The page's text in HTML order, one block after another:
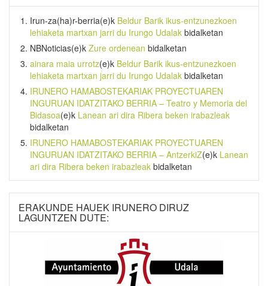
Irun-za(ha)r-berria(e)k Beldur Barik ikus-entzunezkoen
lehiaketa martxan jarri du Irungo Udalak bidalketan
NBNoticias(e)k Zure ordenean bidalketan
ainara maia urrotz(e)k Beldur Barik ikus-entzunezkoen
lehiaketa martxan jarri du Irungo Udalak bidalketan
IRUNERO HAMABOSTEKARIAK PROYECTUAREN
INGURUAN IDATZITAKO BERRIA – Teatro y Memoria del
Bidasoa(e)k Lanean ari dira Ribera beken irabazleak
bidalketan
IRUNERO HAMABOSTEKARIAK PROYECTUAREN
INGURUAN IDATZITAKO BERRIA – AntzerkiZ(e)k Lanean
ari dira Ribera beken irabazleak bidalketan
ERAKUNDE HAUEK IRUNERO DIRUZ
LAGUNTZEN DUTE: